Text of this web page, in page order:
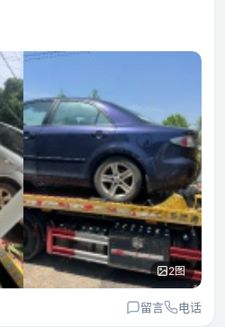
2图
留言 电话